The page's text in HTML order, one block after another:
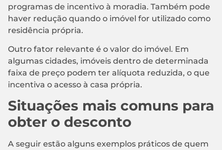
programas de incentivo à moradia. Também pode
haver redução quando o imóvel for utilizado como
residência própria.
Outro fator relevante é o valor do imóvel. Em
algumas cidades, imóveis dentro de determinada
faixa de preço podem ter alíquota reduzida, o que
incentiva o acesso à casa própria.
Situações mais comuns para
obter o desconto
A seguir estão alguns exemplos práticos de quem